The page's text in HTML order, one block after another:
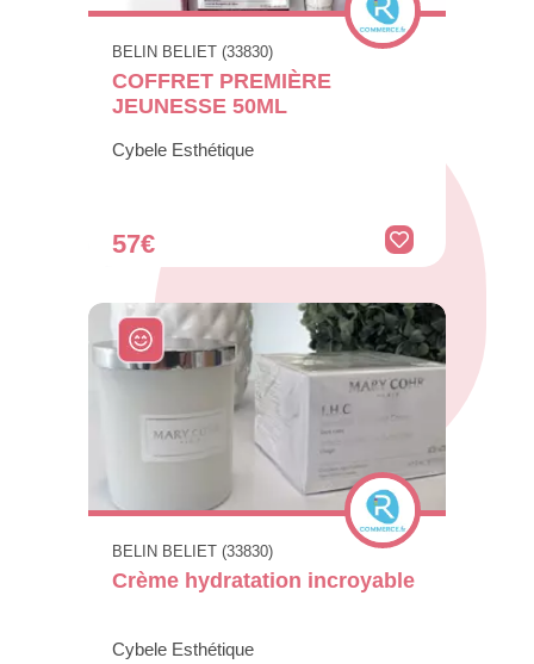
BELIN BELIET (33830)
COFFRET PREMIÈRE
JEUNESSE 50ML
Cybele Esthétique
57€
BELIN BELIET (33830)
Crème hydratation incroyable
Cybele Esthétique